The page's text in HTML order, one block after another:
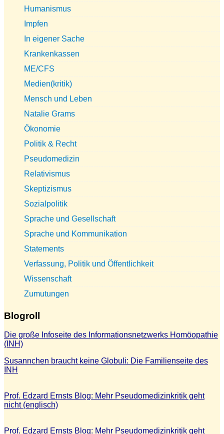
Humanismus
Impfen
In eigener Sache
Krankenkassen
ME/CFS
Medien(kritik)
Mensch und Leben
Natalie Grams
Ökonomie
Politik & Recht
Pseudomedizin
Relativismus
Skeptizismus
Sozialpolitik
Sprache und Gesellschaft
Sprache und Kommunikation
Statements
Verfassung, Politik und Öffentlichkeit
Wissenschaft
Zumutungen
Blogroll
Die große Infoseite des Informationsnetzwerks Homöopathie
(INH)
Susannchen braucht keine Globuli: Die Familienseite des
INH
Prof. Edzard Ernsts Blog: Mehr Pseudomedizinkritik geht
nicht (englisch)
Prof. Edzard Ernsts Blog: Mehr Pseudomedizinkritik geht